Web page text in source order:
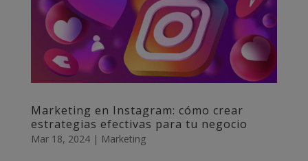
Marketing en Instagram: cómo crear
estrategias efectivas para tu negocio
Mar 18, 2024| Marketing